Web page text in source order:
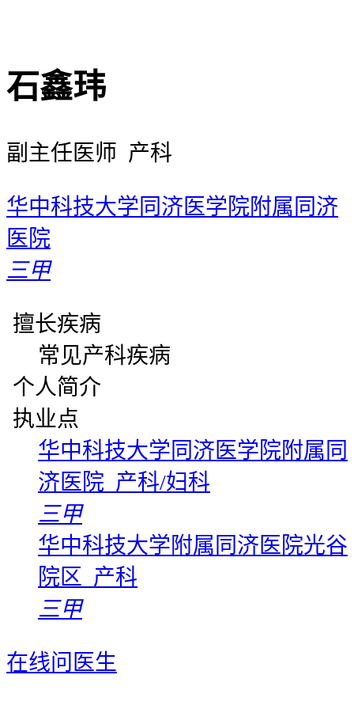
石鑫玮
副主任医师 产科
华中科技大学同济医学院附属同济
医院
三甲
擅长疾病
常见产科疾病
个人简介
执业点
华中科技大学同济医学院附属同
济医院 产科/妇科
三甲
华中科技大学附属同济医院光谷
院区 产科
三甲
在线问医生